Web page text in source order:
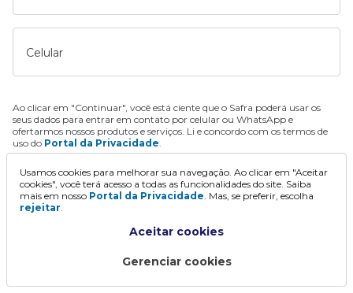
Celular
Ao clicar em "Continuar", você está ciente que o Safra poderá usar os
seus dados para entrar em contato por celular ou WhatsApp e
ofertarmos nossos produtos e serviços. Li e concordo com os termos de
uso do Portal da Privacidade.
Continuar
Usamos cookies para melhorar sua navegação. Ao clicar em "Aceitar
cookies", você terá acesso a todas as funcionalidades do site. Saiba
mais em nosso Portal da Privacidade. Mas, se preferir, escolha
rejeitar.
Aceitar cookies
Gerenciar cookies